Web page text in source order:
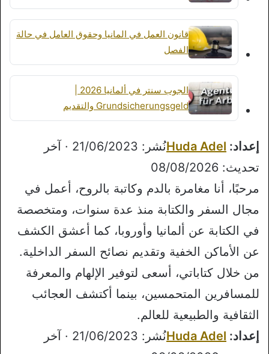
قانون العمل في المانيا وحقوق العامل في حالة
الفصل
Grundsicherungsgeld والتقديم
إعداد: Huda Adel
نُشر: 21/06/2023 · آخر
تحديث: 08/08/2026
مرحبًا، أنا مغامرة بالدم وكاتبة بالروح، أعمل في
مجال السفر والكتابة منذ عدة سنوات، ومتخصصة
في الكتابة عن ألمانيا وأوروبا، كما أعشق الكشف
عن الأماكن الخفية وتقديم نصائح السفر الداخلية.
من خلال كتاباتي، أسعى لتوفير الإلهام والمعرفة
للمسافرين المتحمسين، بينما أكتشف العجائب
الثقافية والطبيعية للعالم.
إعداد: Huda Adel
نُشر: 21/06/2023 · آخر